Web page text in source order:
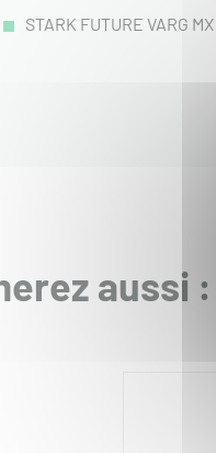
STARK FUTURE VARG
aussi :